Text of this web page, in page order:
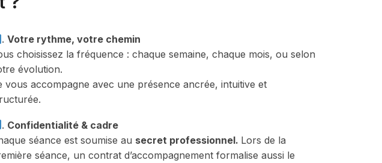
.Votre rythme, votre chemin
choisissez la fréquence : chaque semaine, chaque mois, ou selon
évolution.
vous accompagne avec une présence ancrée, intuitive et
. Confidentialité & cadre
séance est soumise au secret professionnel. Lors de la
séance, un contrat d’accompagnement formalise aussi le